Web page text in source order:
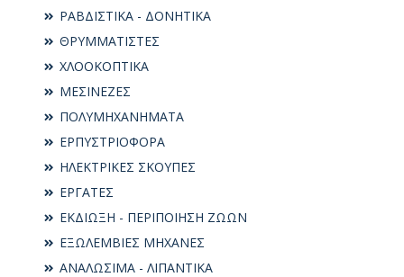
ΡΑΒΔΙΣΤΙΚΑ - ΔΟΝΗΤΙΚΑ
ΘΡΥΜΜΑΤΙΣΤΕΣ
ΧΛΟΟΚΟΠΤΙΚΑ
ΜΕΣΙΝΕΖΕΣ
ΠΟΛΥΜΗΧΑΝΗΜΑΤΑ
ΕΡΠΥΣΤΡΙΟΦΟΡΑ
ΗΛΕΚΤΡΙΚΕΣ ΣΚΟΥΠΕΣ
ΕΡΓΑΤΕΣ
ΕΚΔΙΩΞΗ - ΠΕΡΙΠΟΙΗΣΗ ΖΩΩΝ
ΕΞΩΛΕΜΒΙΕΣ ΜΗΧΑΝΕΣ
ΑΝΑΛΩΣΙΜΑ - ΛΙΠΑΝΤΙΚΑ